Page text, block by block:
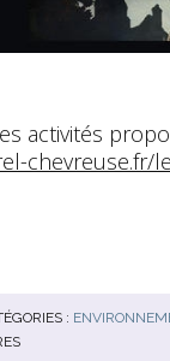
activités
chevreuse.fr/
: